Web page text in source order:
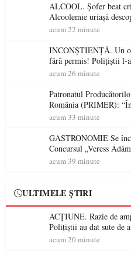
ALCOOL. Șofer beat
Alcoolemie uriașă
acum 22 minute
INCONȘTIENȚĂ. Un
fără permis! Polițiștii l-
acum 26 minute
Patronatul
România (PRIMER):
electrică a fabricilor de
acum 33 minute
GASTRONOMIE Se încing ceaunele la Satu Mare!
Concursul „Veress
spectaculoase, premii și
acum 39 minute
ULTIMELE ȘTIRI
ACȚIUNE. Razie de
Polițiștii au dat sute de
permis într-o singură zi
acum 20 minute